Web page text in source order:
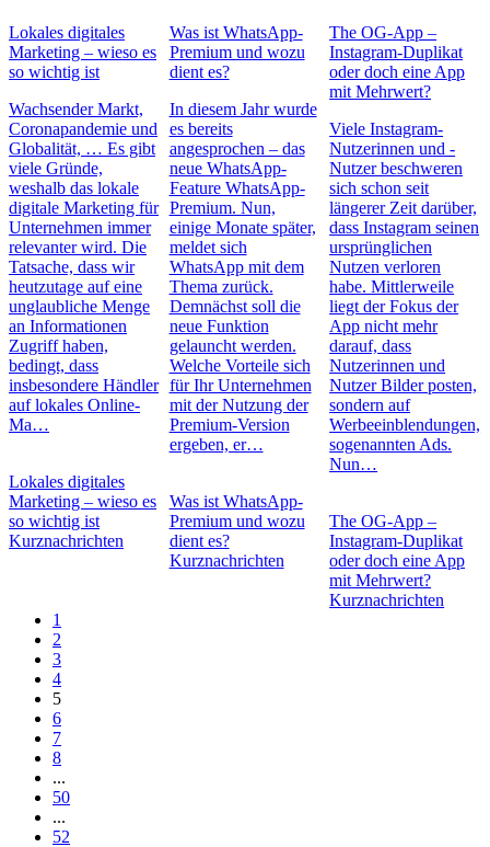
Lokales digitales
Marketing – wieso es
so wichtig ist
Wachsender Markt,
Coronapandemie und
Globalität, … Es gibt
viele Gründe,
weshalb das lokale
digitale Marketing für
Unternehmen immer
relevanter wird. Die
Tatsache, dass wir
heutzutage auf eine
unglaubliche Menge
an Informationen
Zugriff haben,
bedingt, dass
insbesondere Händler
auf lokales Online-
Ma…
Lokales digitales
Marketing – wieso es
so wichtig ist
Kurznachrichten
Was ist WhatsApp-
Premium und wozu
dient es?
In diesem Jahr wurde
es bereits
angesprochen – das
neue WhatsApp-
Feature WhatsApp-
Premium. Nun,
einige Monate später,
meldet sich
WhatsApp mit dem
Thema zurück.
Demnächst soll die
neue Funktion
gelauncht werden.
Welche Vorteile sich
für Ihr Unternehmen
mit der Nutzung der
Premium-Version
ergeben, er…
Was ist WhatsApp-
Premium und wozu
dient es?
Kurznachrichten
The OG-App –
Instagram-Duplikat
oder doch eine App
mit Mehrwert?
Viele Instagram-
Nutzerinnen und -
Nutzer beschweren
sich schon seit
längerer Zeit darüber,
dass Instagram seinen
ursprünglichen
Nutzen verloren
habe. Mittlerweile
liegt der Fokus der
App nicht mehr
darauf, dass
Nutzerinnen und
Nutzer Bilder posten,
sondern auf
Werbeeinblendungen,
sogenannten Ads.
Nun…
The OG-App –
Instagram-Duplikat
oder doch eine App
mit Mehrwert?
Kurznachrichten
1
2
3
4
5
6
7
8
...
50
...
52